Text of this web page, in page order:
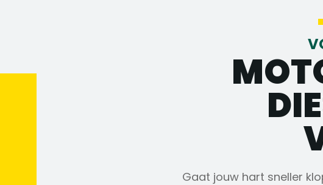
Gaat jouw hart sneller